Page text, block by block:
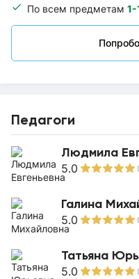
По всем предметам 1-
Педагоги
Людмила
5.0
Галина
5.0
Татьяна
5.0